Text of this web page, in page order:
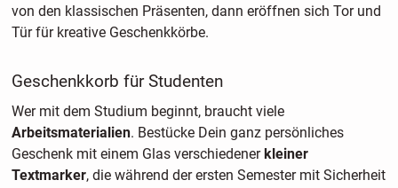
von den klassischen Präsenten, dann eröffnen sich Tor und
Tür für kreative Geschenkkörbe.
Geschenkkorb für Studenten
Wer mit dem Studium beginnt, braucht viele
Arbeitsmaterialien. Bestücke Dein ganz persönliches
Geschenk mit einem Glas verschiedener kleiner
Textmarker, die während der ersten Semester mit Sicherheit